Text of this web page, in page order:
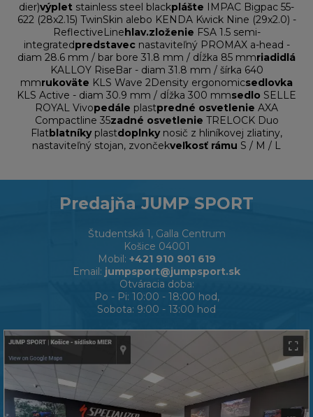
dier)výplet stainless steel blackplášte IMPAC Bigpac 55-
622 (28x2.15) TwinSkin alebo KENDA Kwick Nine (29x2.0) -
ReflectiveLine hlav.zloženie FSA 1.5 semi-
integratedpredstavecnastaviteľný PROMAX a-head -
diam 28.6 mm / bar bore 31.8 mm / dĺžka 85 mmriadidlá
KALLOY RiseBar - diam 31.8 mm / šírka 640
mmrukoväte KLS Wave 2Density ergonomicsedlovka
KLS Active - diam 30.9 mm / dĺžka 300 mmsedlo SELLE
ROYAL Vivopedále plastpredné osvetlenie AXA
Compactline 35zadné osvetlenie TRELOCK Duo
Flatblatníkyplastdoplnkynosič z hliníkovej zliatiny,
nastaviteľný stojan, zvončekveľkosť rámu S / M / L
Predajňa JUMP SPORT
Študentská 1, Galla Centrum
Košice 04001
Mobil: +421 910 901 619
Email: jumpsport@jumpsport.sk
Otváracia doba:
Po - Pi: 10:00 - 18:00 hod,
Sobota: 9:00 - 13:00 hod